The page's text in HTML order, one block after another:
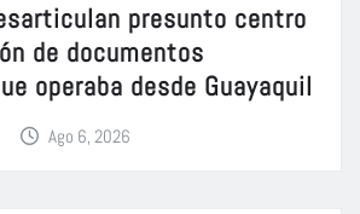
presunto centro
de documentos
operaba desde Guayaquil
Ago 6, 2026